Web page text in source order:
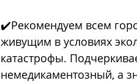
✔️Рекомендуем всем
живущим в условиях
катастрофы.
немедикаментозный, а